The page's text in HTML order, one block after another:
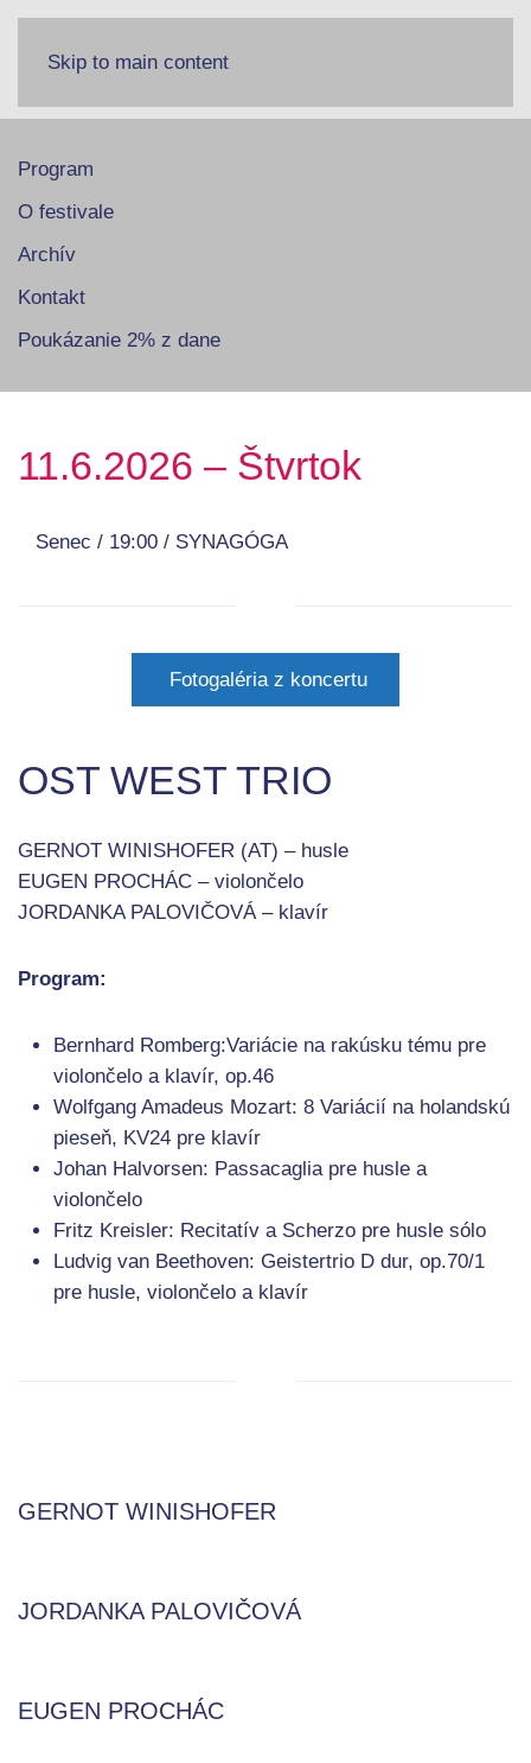
Skip to main content
Program
O festivale
Archív
Kontakt
Poukázanie 2% z dane
11.6.2026 – Štvrtok
Senec / 19:00 / SYNAGÓGA
Fotogaléria z koncertu
OST WEST TRIO
GERNOT WINISHOFER (AT) – husle
EUGEN PROCHÁC – violončelo
JORDANKA PALOVIČOVÁ – klavír
Program:
Bernhard Romberg:Variácie na rakúsku tému pre
violončelo a klavír, op.46
Wolfgang Amadeus Mozart: 8 Variácií na holandskú
pieseň, KV24 pre klavír
Johan Halvorsen: Passacaglia pre husle a
violončelo
Fritz Kreisler: Recitatív a Scherzo pre husle sólo
Ludvig van Beethoven: Geistertrio D dur, op.70/1
pre husle, violončelo a klavír
GERNOT WINISHOFER
JORDANKA PALOVIČOVÁ
EUGEN PROCHÁC